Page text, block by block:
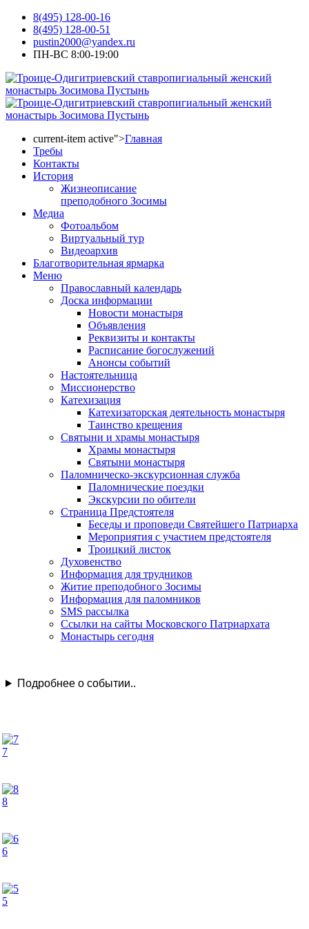
8(495) 128-00-16
8(495) 128-00-51
pustin2000@yandex.ru
ПН-ВС 8:00-19:00
current-item active">Главная
Требы
Контакты
История
Жизнеописание
преподобного Зосимы
Медиа
Фотоальбом
Виртуальный тур
Видеоархив
Благотворительная ярмарка
Меню
Православный календарь
Доска информации
Новости монастыря
Объявления
Реквизиты и контакты
Расписание богослужений
Анонсы событий
Настоятельница
Миссионерство
Катехизация
Катехизаторская деятельность монастыря
Таинство крещения
Святыни и храмы монастыря
Храмы монастыря
Святыни монастыря
Паломническо-экскурсионная служба
Паломнические поездки
Экскурсии по обители
Страница Предстоятеля
Беседы и проповеди Святейшего Патриарха
Мероприятия с участием предстоятеля
Троицкий листок
Духовенство
Информация для трудников
Житие преподобного Зосимы
Информация для паломников
SMS рассылка
Ссылки на сайты Московского Патриархата
Монастырь сегодня
Подробнее о событии..
7
8
6
5